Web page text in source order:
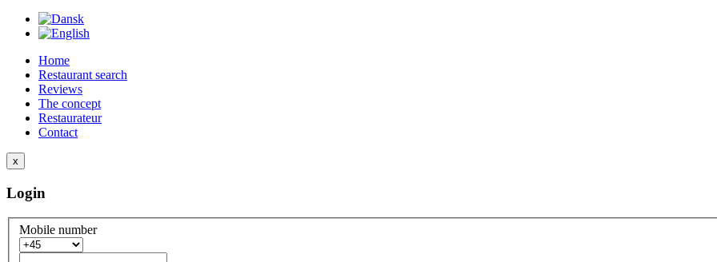
Home
Restaurant search
Reviews
The concept
Restaurateur
Contact
x
Login
Mobile number